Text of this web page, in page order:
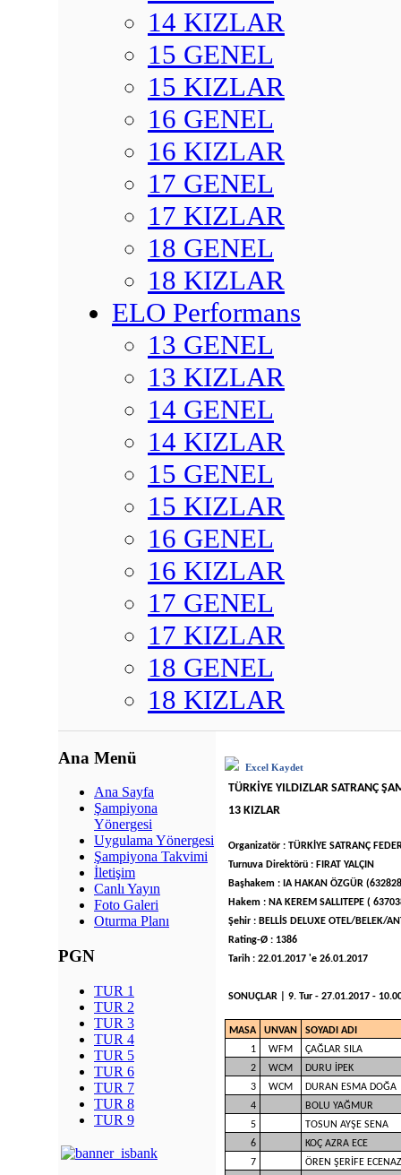
14 KIZLAR
15 GENEL
15 KIZLAR
16 GENEL
16 KIZLAR
17 GENEL
17 KIZLAR
18 GENEL
18 KIZLAR
ELO Performans
13 GENEL
13 KIZLAR
14 GENEL
14 KIZLAR
15 GENEL
15 KIZLAR
16 GENEL
16 KIZLAR
17 GENEL
17 KIZLAR
18 GENEL
18 KIZLAR
Ana Menü
Ana Sayfa
Şampiyona
Yönergesi
Uygulama Yönergesi
Şampiyona Takvimi
İletişim
Canlı Yayın
Foto Galeri
Oturma Planı
PGN
TUR 1
TUR 2
TUR 3
TUR 4
TUR 5
TUR 6
TUR 7
TUR 8
TUR 9
Excel Kaydet
TÜRKİYE YILDIZLAR SATRANÇ
13 KIZLAR
Organizatör : TÜRKİYE SATRANÇ
Turnuva Direktörü : FIRAT YALÇIN
Başhakem : IA HAKAN ÖZGÜR
Hakem : NA KEREM SALLITEPE (
Şehir : BELLİS DELUXE OTEL/BELEK/
Rating-Ø : 1386
Tarih : 22.01.2017 'e 26.01.2017
SONUÇLAR | 9. Tur - 27.01.2017 -
MASA UNVAN
SOYADI ADI
1
WFM
ÇAĞLAR SILA
2
WCM
DURU İPEK
3
WCM
DURAN ESMA DOĞA
4
BOLU YAĞMUR
5
TOSUN AYŞE SENA
6
KOÇ AZRA ECE
7
ÖREN ŞERİFE ECENAZ